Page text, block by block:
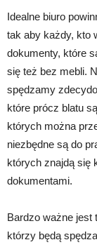
Idealne biuro
tak aby każdy, kto
dokumenty, które
się też bez mebli.
spędzamy
które prócz blatu
których można
niezbędne są do
których znajdą się
dokumentami.
Bardzo ważne jest
którzy będą